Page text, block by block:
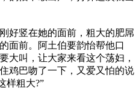
竖在她的面前，粗大的肥屌
面前。阿土伯要韵怡帮他口
大叫，让大家来看这个荡妇，
鸡巴吻了一下，又爱又怕的说
样粗大?”